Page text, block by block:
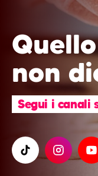
non
Segui i canali